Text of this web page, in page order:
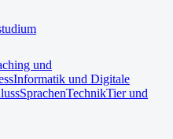
und
Informatik und Digitale
SprachenTechnikTier und